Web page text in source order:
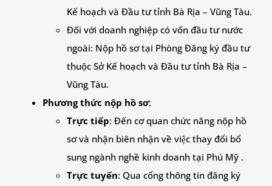
Kế hoạch và Đầu tư tỉnh Bà Rịa – Vũng Tàu.
Đối với doanh nghiệp có vốn đầu tư nước
ngoài: Nộp hồ sơ tại Phòng Đăng ký đầu tư
thuộc Sở Kế hoạch và Đầu tư tỉnh Bà Rịa –
Vũng Tàu.
Phương thức nộp hồ sơ:
Trực tiếp: Đến cơ quan chức năng nộp hồ
sơ và nhận biên nhận về việc thay đổi bổ
sung ngành nghề kinh doanh tại Phú Mỹ .
Trực tuyến: Qua cổng thông tin đăng ký